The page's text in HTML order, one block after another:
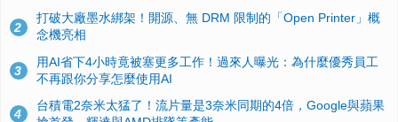
2
打破大廠墨水綁架！開源、無 DRM 限制的「Open Printer」概
念機亮相
3
用AI省下4小時竟被塞更多工作！過來人曝光：為什麼優秀員工
不再跟你分享怎麼使用AI
4
台積電2奈米太猛了！流片量是3奈米同期的4倍，Google與蘋果